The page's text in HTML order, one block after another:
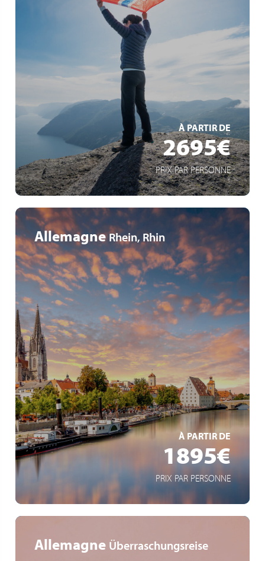
À PARTIR DE
2695€
PRIX PAR PERSONNE
Einzigartige Natur der norwegischen Fjorde
Das Nordkap: nördlichste Spitze Europas
Nordische Kultur & authentische Gastfreundschaft
EN SAVOIR +
Allemagne Rhein, Rhin
À PARTIR DE
1895€
PRIX PAR PERSONNE
5* Flusskreuzfahrt
Gourmet-Vollpension
kurze Anreise
EN SAVOIR +
Allemagne Überraschungsreise